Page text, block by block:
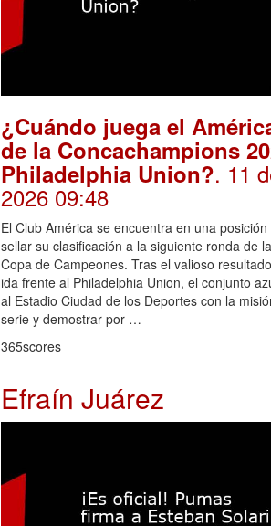
¿Cuándo juega el
de la Concachampions
Philadelphia Union?. 11
2026 09:48
El Club América se encuentra en una
sellar su clasificación a la siguiente ronda de
Copa de Campeones. Tras el valioso
ida frente al Philadelphia Union, el conjunto
al Estadio Ciudad de los Deportes con la
serie y demostrar por …
365scores
Efraín Juárez